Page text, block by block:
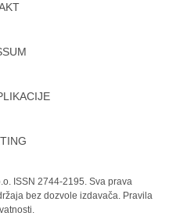
ISSN 2744-2195. Sva prava
bez dozvole izdavača. Pravila